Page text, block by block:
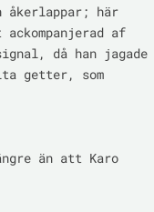
åkerlappar; här
af
då han jagade
getter, som
än att Karo